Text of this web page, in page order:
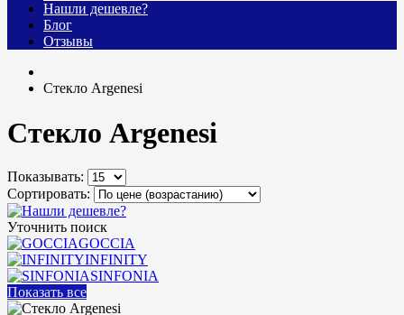
Нашли дешевле?
Блог
Отзывы
Стекло Argenesi
Стекло Argenesi
Показывать:
Сортировать:
Уточнить поиск
GOCCIA
INFINITY
SINFONIA
Показать все